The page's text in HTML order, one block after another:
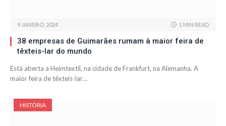
9 JANEIRO, 2024 1 MIN READ
38 empresas de Guimarães rumam à maior feira de
têxteis-lar do mundo
Está aberta a Heimtextil, na cidade de Frankfurt, na Alemanha. A
maior feira de têxteis-lar…
HISTÓRIA